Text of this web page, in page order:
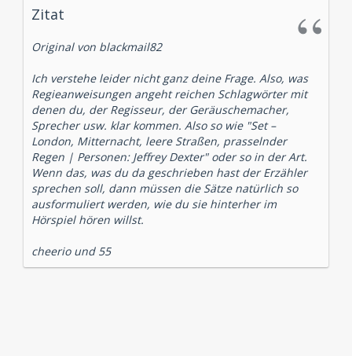
Zitat
Original von blackmail82
Ich verstehe leider nicht ganz deine Frage. Also, was
Regieanweisungen angeht reichen Schlagwörter mit
denen du, der Regisseur, der Geräuschemacher,
Sprecher usw. klar kommen. Also so wie "Set –
London, Mitternacht, leere Straßen, prasselnder
Regen | Personen: Jeffrey Dexter" oder so in der Art.
Wenn das, was du da geschrieben hast der Erzähler
sprechen soll, dann müssen die Sätze natürlich so
ausformuliert werden, wie du sie hinterher im
Hörspiel hören willst.
cheerio und 55